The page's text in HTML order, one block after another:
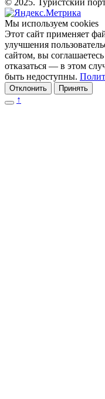
© 2025. Туристский
Мы используем cookies
Этот сайт применяет
улучшения
сайтом, вы
отказаться — в этом
быть недоступны.
Отклонить Принять
↑